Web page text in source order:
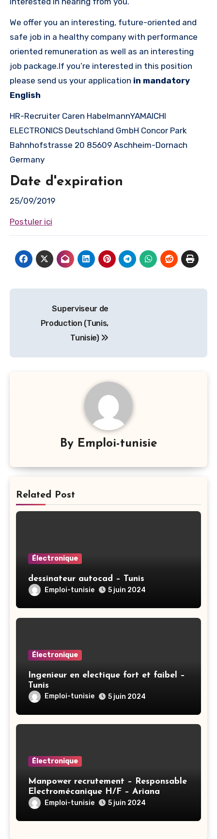
We offer you an interesting, future-oriented and
safe job in a healthy company with performance
oriented remuneration as well as an interesting
job package.If you’re interested in this position
please send us your application in mandatory
English
HR-Recruiter Caren HabelmannYAMAICHI
ELECTRONICS Deutschland GmbH Concor Park
Bahnhofstrasse 20 85609 Aschheim-Dornach
Germany
Date d'expiration
25/09/2019
Postuler ici
Superviseur de
Production (Tunis,
Tunisie)
By Emploi-tunisie
Related Post
Électronique
dessinateur autocad – Tunis
Emploi-tunisie 5 juin 2024
Électronique
Ingenieur en electique fort et faibel –
Tunis
Emploi-tunisie 5 juin 2024
Électronique
Manpower recrutement – Responsable
Electromécanique H/F – Ariana
Emploi-tunisie 5 juin 2024